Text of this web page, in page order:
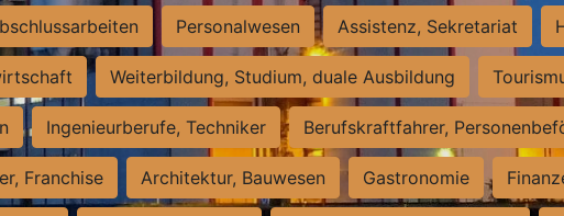
Personalwesen Assistenz, Sekretariat
Weiterbildung, Studium, duale Ausbildung
Ingenieurberufe, Techniker Berufskraftfahrer,
Franchise Architektur, Bauwesen Gastronomie